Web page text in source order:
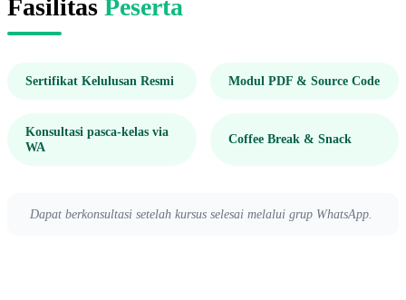
Fasilitas Peserta
Sertifikat Kelulusan Resmi Modul PDF & Source Code
Konsultasi pasca-kelas via
WA
Coffee Break & Snack
Dapat berkonsultasi setelah kursus selesai melalui grup WhatsApp.